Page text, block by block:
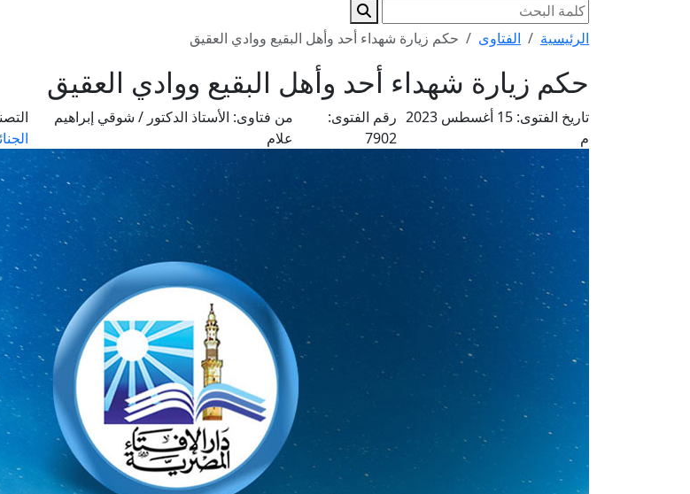
الرئيسية الفتاوى حكم زيارة شهداء أحد وأهل البقيع ووادي العقيق
حكم زيارة شهداء أحد وأهل البقيع ووادي العقيق
تاريخ الفتوى:
15 أغسطس 2023
م
رقم الفتوى:
7902
من فتاوى: الأستاذ الدكتور / شوقي إبراهيم
علام